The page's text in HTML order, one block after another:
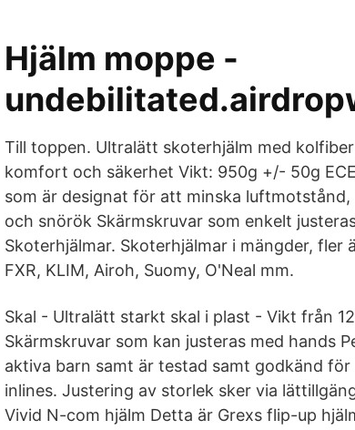
Hjälm moppe -
Till toppen. Ultralätt skoterhjälm med
komfort och säkerhet Vikt: 950g +/- 50g
som är designat för att minska
och snörök Skärmskruvar som enkelt
Skoterhjälmar. Skoterhjälmar i mängder,
FXR, KLIM, Airoh, Suomy, O'Neal mm.
Skal - Ultralätt starkt skal i plast - Vikt från
Skärmskruvar som kan justeras med hands
aktiva barn samt är testad samt godkänd
inlines. Justering av storlek sker via
Vivid N-com hjälm Detta är Grexs flip-up